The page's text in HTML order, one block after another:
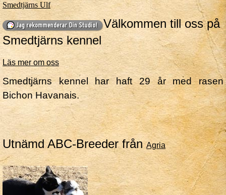
Smedtjärns Ulf
Välkommen till oss på
Smedtjärns kennel
Läs mer om oss
Smedtjärns kennel har haft 29 år med rasen
Bichon Havanais.
Utnämd ABC-Breeder från Agria